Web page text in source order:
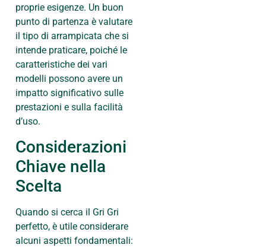
proprie esigenze. Un buon
punto di partenza è valutare
il tipo di arrampicata che si
intende praticare, poiché le
caratteristiche dei vari
modelli possono avere un
impatto significativo sulle
prestazioni e sulla facilità
d’uso.
Considerazioni
Chiave nella
Scelta
Quando si cerca il Gri Gri
perfetto, è utile considerare
alcuni aspetti fondamentali: